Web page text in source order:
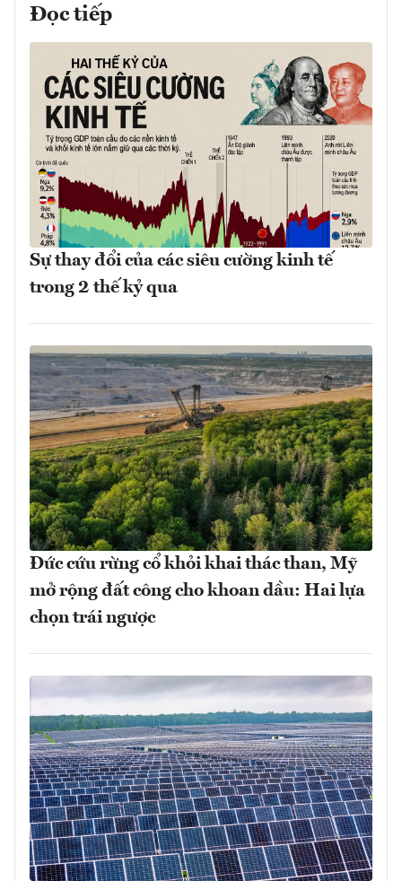
Đọc tiếp
Sự thay đổi của các siêu cường kinh tế
trong 2 thế kỷ qua
Đức cứu rừng cổ khỏi khai thác than, Mỹ
mở rộng đất công cho khoan dầu: Hai lựa
chọn trái ngược